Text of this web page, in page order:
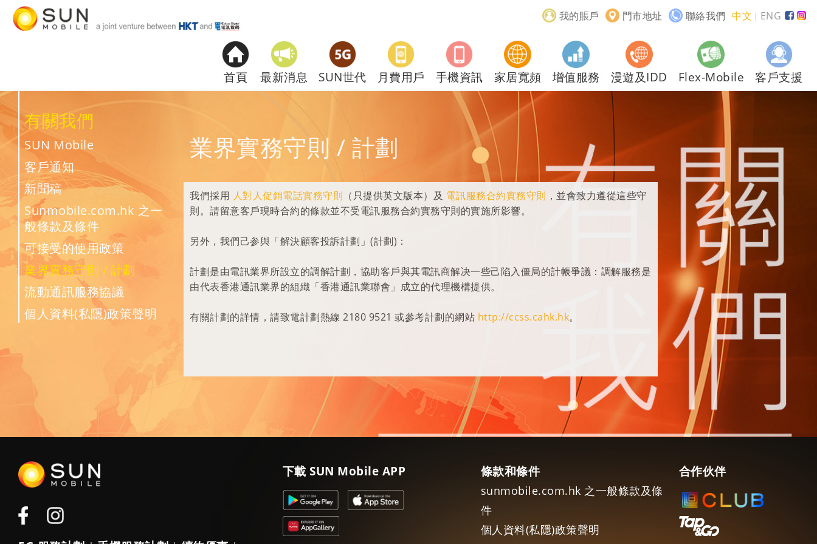
我的賬戶 門市地址 聯絡我們 中文 ｜ ENG
首頁 最新消息 SUN世代 月費用戶 手機資訊 家居寬頻 增值服務 漫遊及IDD Flex-Mobile 客戶支援
有關我們
SUN Mobile
客戶通知
新聞稿
Sunmobile.com.hk 之一
般條款及條件
可接受的使用政策
業界實務守則 / 計劃
流動通訊服務協議
個人資料(私隱)政策聲明
業界實務守則 / 計劃
我們採用 人對人促銷電話實務守則 （只提供英文版本）及 電訊服務合約實務守則 ，並會致力遵從這些守
則。請留意客戶現時合約的條款並不受電訊服務合約實務守則的實施所影響。
另外，我們己参與「解決顧客投訴計劃」(計劃)：
計劃是由電訊業界所設立的調解計劃，協助客戶與其電訊商解决一些己陷入僵局的計帳爭議：調解服務是
由代表香港通訊業界的組織「香港通訊業聯會」成立的代理機構提供。
有關計劃的詳情，請致電計劃熱線 2180 9521 或參考計劃的網站 http://ccss.cahk.hk。
下載 SUN Mobile APP 條款和條件
sunmobile.com.hk 之一般條款及條
件
個人資料(私隱)政策聲明
合作伙伴